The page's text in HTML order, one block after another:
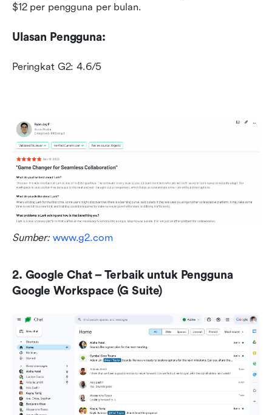
$12 per pengguna per bulan.
Ulasan Pengguna:
Peringkat G2: 4.6/5
Sumber: www.g2.com
2. Google Chat – Terbaik untuk Pengguna
Google Workspace (G Suite)